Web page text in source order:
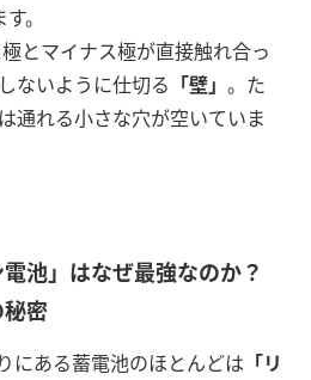
。
とマイナス極が直接触れ合っ
ないように仕切る 「壁」 。た
通れる小さな穴が空いていま
電池」はなぜ最強なのか？
密
にある蓄電池のほとんどは 「リ